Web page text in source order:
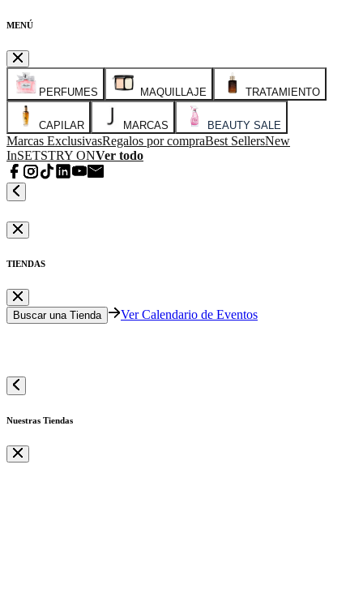
MENÚ
PERFUMES MAQUILLAJE TRATAMIENTO
CAPILAR MARCAS BEAUTY SALE
Marcas ExclusivasRegalos por compraBest SellersNew
InSETSTRY ONVer todo
TIENDAS
Buscar una Tienda Ver Calendario de Eventos
Nuestras Tiendas